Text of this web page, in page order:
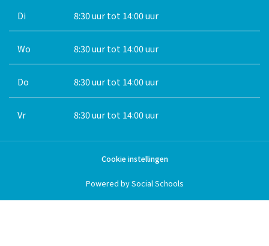
Di 8:30 uur tot 14:00 uur
Wo 8:30 uur tot 14:00 uur
Do 8:30 uur tot 14:00 uur
Vr 8:30 uur tot 14:00 uur
Cookie instellingen
Powered bySocial Schools